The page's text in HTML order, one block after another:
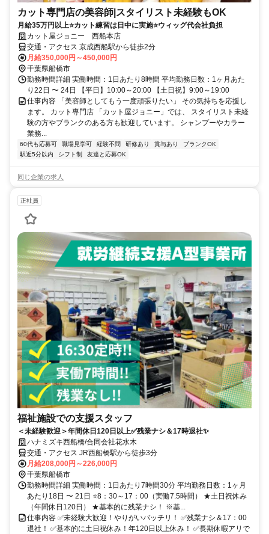
カット専門店の美容師|スタイリスト未経験もOK
月給35万円以上⭐カット練習は日中に実施⭐ウィッグ代会社負担
カット屋ジョニー 西船本店
交通・アクセス 京成西船駅から徒歩2分
月給350,000円～450,000円
千葉県船橋市
勤務時間詳細 実働時間：1日あたり8時間 平均勤務日数：1ヶ月あた
り22日 〜 24日 【平日】10:00～20:00 【土日祝】9:00～19:00
仕事内容 「美容師としてもう一度頑張りたい」 その気持ちを応援し
ます。 カット専門店 「カット屋ジョニー」では、 スタイリスト未経
験の方やブランクのある方も歓迎しています。 シャンプーやカラー
業務...
60代も応募可 職場見学可 経験不問 研修あり 賞与あり
ブランクOK
駅近5分以内
シフト制 友達と応募OK
同じ企業の求人
正社員
福祉施設での支援スタッフ
＜未経験歓迎＞年間休日120日以上✅残業ナシ＆17時退社✨
ハナミズキ西船橋/合同会社花水木
交通・アクセス JR西船橋駅から徒歩3分
月給208,000円～226,000円
千葉県船橋市
勤務時間詳細 実働時間：1日あたり7時間30分 平均勤務日数：1ヶ月
あたり18日 〜 21日 ⭐8：30～17：00（実働7.5時間） ★土日祝休み
（年間休日120日） ★基本的に残業ナシ！ ※基...
仕事内容 ✅未経験大歓迎！やりがいバッチリ！ ✅残業ナシ＆17：00
退社！ ✅基本的に土日祝休み！年120日以上休み！ ✅長期休暇アリで